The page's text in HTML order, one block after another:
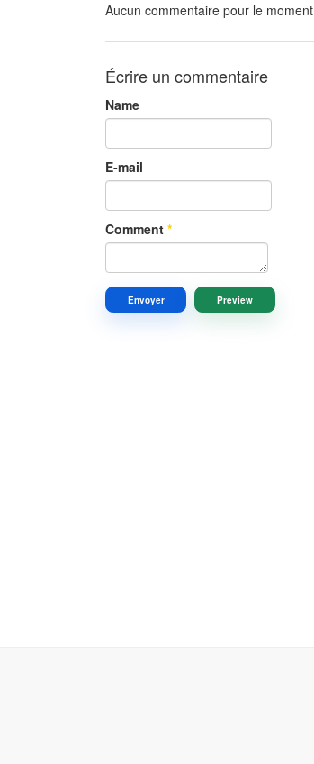
Aucun commentaire pour le moment
Écrire un commentaire
Name
E-mail
Comment *
Envoyer Preview